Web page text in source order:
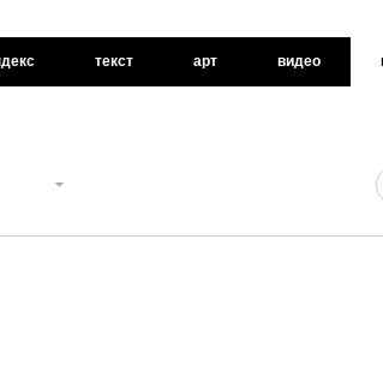
текст арт видео